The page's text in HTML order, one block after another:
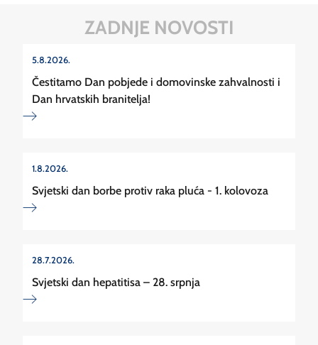
ZADNJE NOVOSTI
5.8.2026.
Čestitamo Dan pobjede i domovinske zahvalnosti i
Dan hrvatskih branitelja!
1.8.2026.
Svjetski dan borbe protiv raka pluća - 1. kolovoza
28.7.2026.
Svjetski dan hepatitisa – 28. srpnja